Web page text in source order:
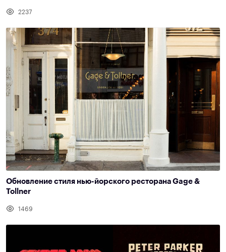
2237
Обновление стиля нью-йорского ресторана Gage &
Tollner
1469